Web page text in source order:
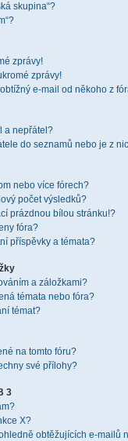
skupina“?
zprávy!
zprávy!
e-mail od někoho z
a nepřátel?
do seznamů nebo je z
nebo více fórech?
počet výsledků?
prázdnou bílou stránku!?
fóra?
příspěvky a témata?
a záložkami?
témata nebo fóra?
témat?
na tomto fóru?
své přílohy?
3
X?
obtěžujících e-mailů